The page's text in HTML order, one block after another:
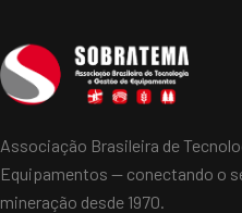
Associação Brasileira de
Equipamentos — conectando o
mineração desde 1970.